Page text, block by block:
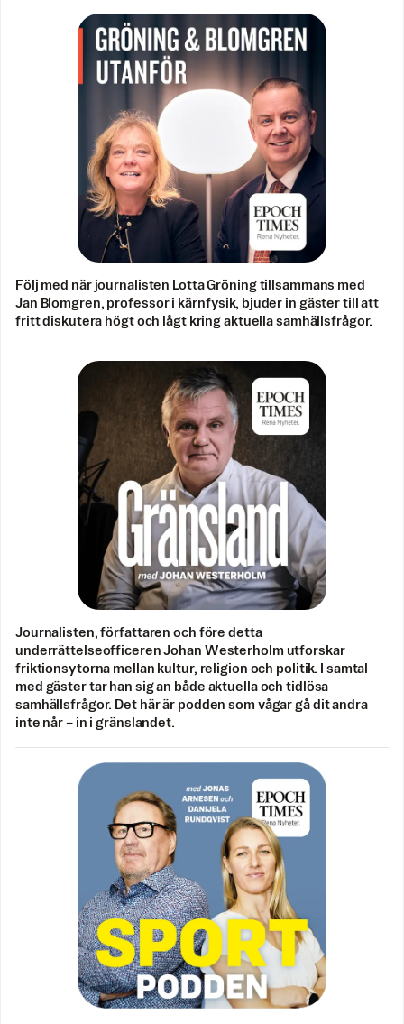
Följ med när journalisten Lotta Gröning tillsammans med
Jan Blomgren, professor i kärnfysik, bjuder in gäster till att
fritt diskutera högt och lågt kring aktuella samhällsfrågor.
Journalisten, författaren och före detta
underrättelseofficeren Johan Westerholm utforskar
friktionsytorna mellan kultur, religion och politik. I samtal
med gäster tar han sig an både aktuella och tidlösa
samhällsfrågor. Det här är podden som vågar gå dit andra
inte når – in i gränslandet.